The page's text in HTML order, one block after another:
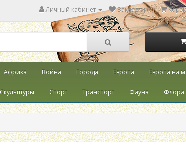
Личный кабинет Закладки (0)
Африка Война Города Европа Европа на
Скульптуры Спорт Транспорт Фауна Флора